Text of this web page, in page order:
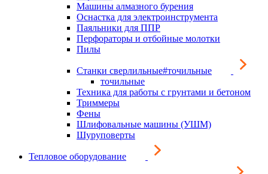
Машины алмазного бурения
Оснастка для электроинструмента
Паяльники для ППР
Перфораторы и отбойные молотки
Пилы
Станки сверлильные#точильные
точильные
Техника для работы с грунтами и бетоном
Триммеры
Фены
Шлифовальные машины (УШМ)
Шуруповерты
Тепловое оборудование